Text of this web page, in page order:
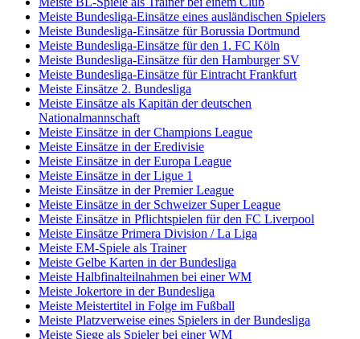
Meiste Bundesliga-Einsätze eines ausländischen Spielers
Meiste Bundesliga-Einsätze für Borussia Dortmund
Meiste Bundesliga-Einsätze für den 1. FC Köln
Meiste Bundesliga-Einsätze für den Hamburger SV
Meiste Bundesliga-Einsätze für Eintracht Frankfurt
Meiste Einsätze 2. Bundesliga
Meiste Einsätze als Kapitän der deutschen
Nationalmannschaft
Meiste Einsätze in der Champions League
Meiste Einsätze in der Eredivisie
Meiste Einsätze in der Europa League
Meiste Einsätze in der Ligue 1
Meiste Einsätze in der Premier League
Meiste Einsätze in der Schweizer Super League
Meiste Einsätze in Pflichtspielen für den FC Liverpool
Meiste Einsätze Primera Division / La Liga
Meiste EM-Spiele als Trainer
Meiste Gelbe Karten in der Bundesliga
Meiste Halbfinalteilnahmen bei einer WM
Meiste Jokertore in der Bundesliga
Meiste Meistertitel in Folge im Fußball
Meiste Platzverweise eines Spielers in der Bundesliga
Meiste Siege als Spieler bei einer WM